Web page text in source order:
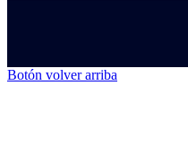
Botón volver arriba